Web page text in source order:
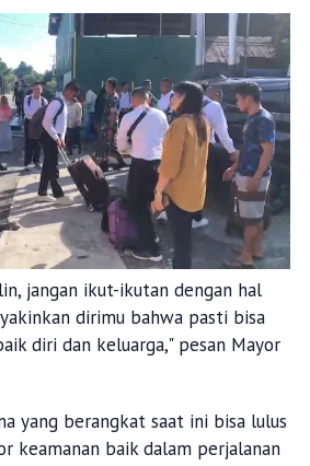
jangan ikut-ikutan dengan hal
dirimu bahwa pasti bisa
diri dan keluarga," pesan Mayor
yang berangkat saat ini bisa lulus
keamanan baik dalam perjalanan